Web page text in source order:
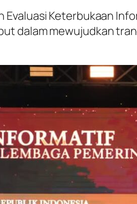
Keterbukaan
dalam mewujudkan